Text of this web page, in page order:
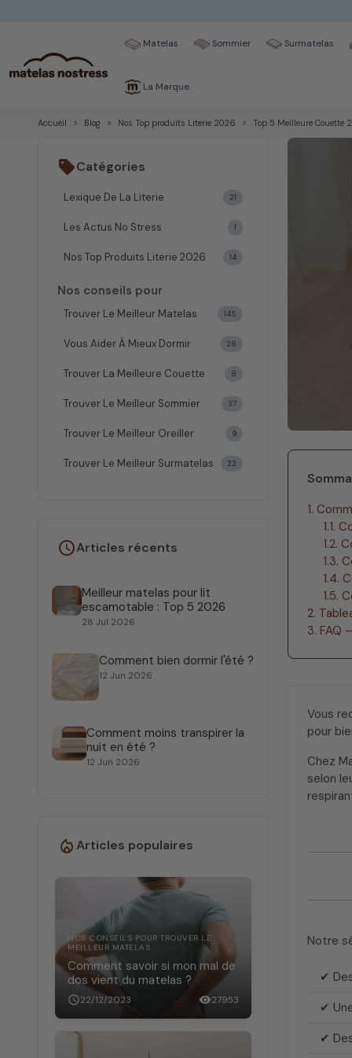
Matelas Sommier Surmatelas
La Marque
Accueil Blog Nos Top produits Literie 2026 Top 5 Meilleure Couette
sellCatégories
Lexique De La Literie 21
Les Actus No Stress 1
Nos Top Produits Literie 2026 14
Nos conseils pour
Trouver Le Meilleur Matelas 145
Vous Aider À Mieux Dormir 28
Trouver La Meilleure Couette 8
Trouver Le Meilleur Sommier 37
Trouver Le Meilleur Oreiller 9
Trouver Le Meilleur Surmatelas 22
scheduleArticles récents
Meilleur matelas pour lit
escamotable : Top 5 2026
28 Jul 2026
Comment bien dormir l'été ?
12 Jun 2026
Comment moins transpirer la
nuit en été ?
12 Jun 2026
Articles populaires
NOS CONSEILS POUR TROUVER LE
MEILLEUR MATELAS
Comment savoir si mon mal de
dos vient du matelas ?
schedule22/12/2023 visibility27953
1.
1.1.
1.2.
1.3.
1.4.
1.5.
2.
3. FAQ
Vous
pour
Chez
selon
Notre
✔
✔
✔